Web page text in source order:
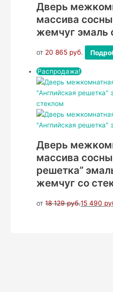
Дверь
массива
жемчуг эмаль
от 20 865 руб.
Распродажа!
Дверь
массива сосны
решетка”
жемчуг со
от18 129руб.15 490